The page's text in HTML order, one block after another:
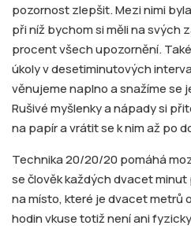
pozornost zlepšit. Mezi nimi
při níž bychom si měli na
procent všech upozornění.
úkoly v desetiminutových
věnujeme naplno a snažíme se
Rušivé myšlenky a nápady si
na papír a vrátit se k nim až po
Technika 20/20/20 pomáhá
se člověk každých dvacet
na místo, které je dvacet metrů
hodin vkuse totiž není ani